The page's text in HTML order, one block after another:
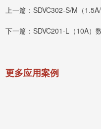
上一篇：SDVC302-S/M（
下一篇：SDVC201-L（10A）
更多应用案例